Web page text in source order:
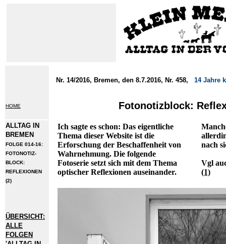
HOME
Nr. 14/2016, Bremen, den 8.7.2016, Nr. 458, 14 Jahre
Fotonotizblock:
ALLTAG IN
BREMEN
FOLGE 014-16:
FOTONOTIZ-
BLOCK:
REFLEXIONEN
(2)
ÜBERSICHT:
ALLE
FOLGEN
Ich sagte es schon: Das eigentliche
Thema dieser Website ist die
Erforschung der Beschaffenheit von
Wahrnehmung. Die folgende
Fotoserie setzt sich mit dem Thema
optischer Reflexionen auseinander.
nach
Vgl
(1)